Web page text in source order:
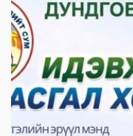
байгуулагдсаны 102